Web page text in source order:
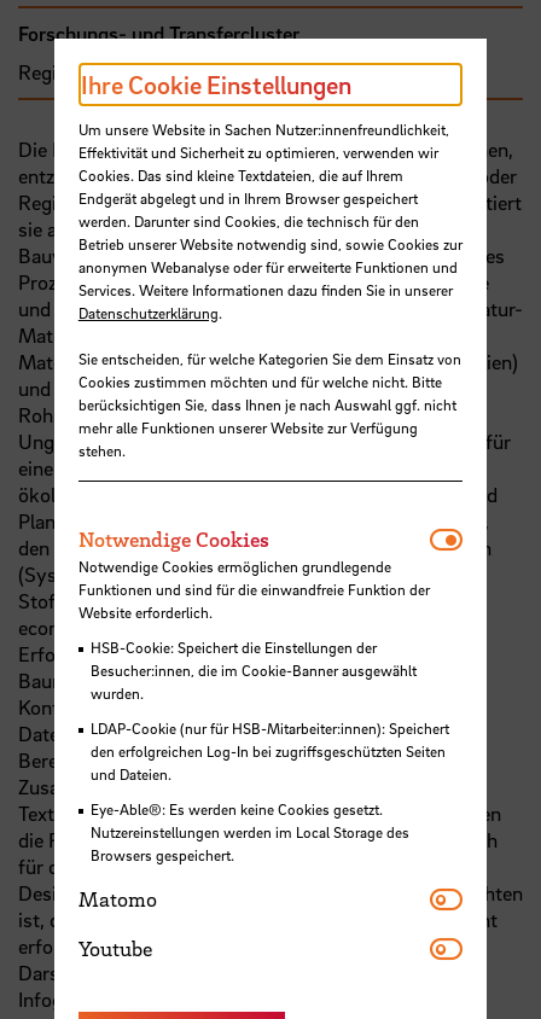
Forschungs- und Transfercluster
Region im Wandel
Die Bauproduktion - eine lineare Aktivität von Menschen,
entzieht der Natur Rohstoffe an verschiedenen Orten oder
Regionen der Welt, be- und verarbeitet diese, transportiert
sie an ihren Bestimmungsort und fügt sie dort zu
Bauwerken zusammen. Die physischen Resultate dieses
Prozesses sind Gebäude, Infrastrukturen, ganze Städte
und auch Landschaften als im Raum akkumuliertes Natur-
Material. Entlang dieses Prozesses erzeugen
Materialströme komplexe Wechselwirkungen (Ökologien)
und verflochtene Konfliktfelder (Umweltkrise,
Rohstoffkrise, Wirtschaftskrise, Migration, soziale
Ungleichheit, Krieg,etc .). Ein Umdenken und Handeln für
eine Transformation dieses Prozesses rückt als sozial-
ökologische Bauwende in den Fokus der Entwurfs- und
Planungsdisziplinen. Mit Ansätzen aus der Geographie,
den Sozialwissenschaften und Umweltwissenschaften
(Systemisches Denken, ‚Follow the Thing‘,
Stoffstromanalyse, historische Analyse, political
economy, political ecology) nimmt das Projekt die
Erforschung von komplexen Ökologien von
Baumaterialien in den Fokus. Im wissenschaftlichen
Kontext entstehen aus qualitativen und quantitativen
Daten disziplinäre wissenschaftliche Texte und/oder
Berechnungen, die die Komplexitäten und
Zusammenhänge gut beschreiben. Wissenschaftliche
Texte, sind alles andere als 'schwellenlos' und so bleiben
die Fakten und Analysen für eine breite Masse und auch
für das Fachpublikum der Architektur-/Planungs- und
Designdisziplinien schwer zugänglich. Auch zu beobachten
ist, dass interdisziplinäre Verknüpfungen dabei oft nicht
erfolgen. Künstlerisch-ästhetisch ansprechende
Darstellungs- und Kommunikationsformate wie
Infografiken/Diagramme mit Text (Wallpaper) oder
Ihre Cookie Einstellungen
Um unsere Website in Sachen Nutzer:innenfreundlichkeit,
Effektivität und Sicherheit zu optimieren, verwenden wir
Cookies. Das sind kleine Textdateien, die auf Ihrem
Endgerät abgelegt und in Ihrem Browser gespeichert
werden. Darunter sind Cookies, die technisch für den
Betrieb unserer Website notwendig sind, sowie Cookies zur
anonymen Webanalyse oder für erweiterte Funktionen und
Services. Weitere Informationen dazu finden Sie in unserer
Datenschutzerklärung.
Sie entscheiden, für welche Kategorien Sie dem Einsatz von
Cookies zustimmen möchten und für welche nicht. Bitte
berücksichtigen Sie, dass Ihnen je nach Auswahl ggf. nicht
mehr alle Funktionen unserer Website zur Verfügung
stehen.
Notwendige Cookies
Notwendige Cookies ermöglichen grundlegende
Funktionen und sind für die einwandfreie Funktion der
Website erforderlich.
HSB-Cookie: Speichert die Einstellungen der
Besucher:innen, die im Cookie-Banner ausgewählt
wurden.
LDAP-Cookie (nur für HSB-Mitarbeiter:innen): Speichert
den erfolgreichen Log-In bei zugriffsgeschützten Seiten
und Dateien.
Eye-Able®: Es werden keine Cookies gesetzt.
Nutzereinstellungen werden im Local Storage des
Browsers gespeichert.
Matomo Matomo
Youtube Youtube